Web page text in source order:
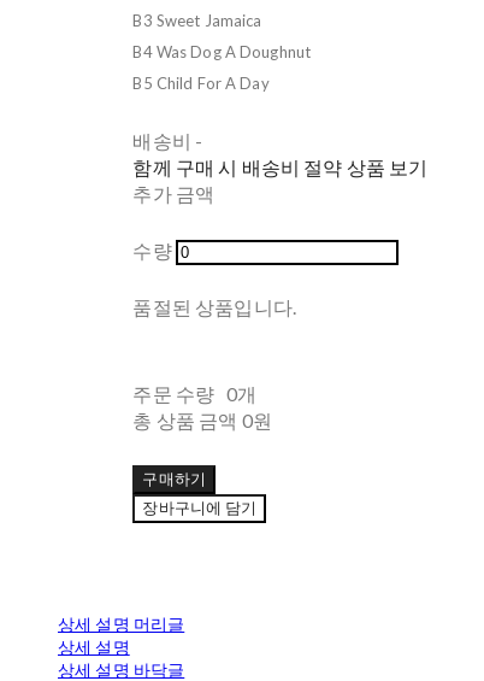
B3 Sweet Jamaica
B4 Was Dog A Doughnut
B5 Child For A Day
배송비 -
함께 구매 시 배송비 절약 상품 보기
추가 금액
수량
품절된 상품입니다.
주문 수량 0개
총 상품 금액 0원
구매하기
장바구니에 담기
상세 설명 머리글
상세 설명
상세 설명 바닥글